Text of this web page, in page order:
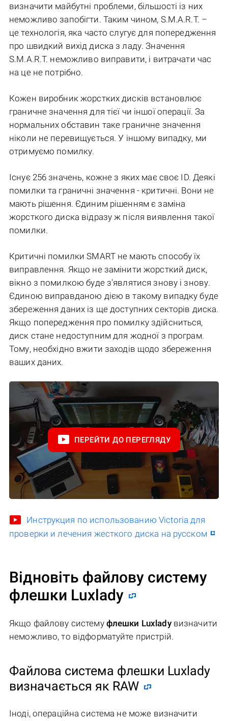
визначити майбутні проблеми, більшості із них
неможливо запобігти. Таким чином, S.M.A.R.T. –
це технологія, яка часто слугує для попередження
про швидкий вихід диска з ладу. Значення
S.M.A.R.T. неможливо виправити, і витрачати час
на це не потрібно.
Кожен виробник жорстких дисків встановлює
граничне значення для тієї чи іншої операції. За
нормальних обставин таке граничне значення
ніколи не перевищується. У іншому випадку, ми
отримуємо помилку.
Існує 256 значень, кожне з яких має своє ID. Деякі
помилки та граничні значення - критичні. Вони не
мають рішення. Єдиним рішенням є заміна
жорсткого диска відразу ж після виявлення такої
помилки.
Критичні помилки SMART не мають способу їх
виправлення. Якщо не замінити жорсткий диск,
вікно з помилкою буде з'являтися знову і знову.
Єдиною виправданою дією в такому випадку буде
збереження даних із ще доступних секторів диска.
Якщо попередження про помилку здійсниться,
диск стане недоступним для жодної з програм.
Тому, необхідно вжити заходів щодо збереження
ваших даних.
ПЕРЕЙТИ ДО ПЕРЕГЛЯДУ
Инструкция по использованию Victoria для
проверки и лечения жесткого диска на русском
Відновіть файлову систему
флешки Luxlady
Якщо файлову систему флешки Luxladyвизначити
неможливо, то відформатуйте пристрій.
Файлова система флешки Luxlady
визначається як RAW
Іноді, операційна система не може визначити